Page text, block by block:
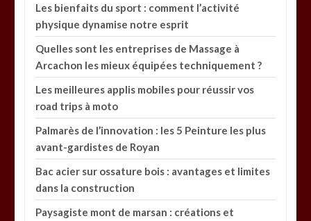
Les bienfaits du sport : comment l’activité
physique dynamise notre esprit
Quelles sont les entreprises de Massage à
Arcachon les mieux équipées techniquement ?
Les meilleures applis mobiles pour réussir vos
road trips à moto
Palmarès de l’innovation : les 5 Peinture les plus
avant-gardistes de Royan
Bac acier sur ossature bois : avantages et limites
dans la construction
Paysagiste mont de marsan : créations et